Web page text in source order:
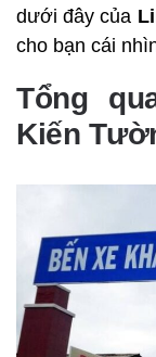
dưới đây của
cho bạn cái
Tổng
Kiến